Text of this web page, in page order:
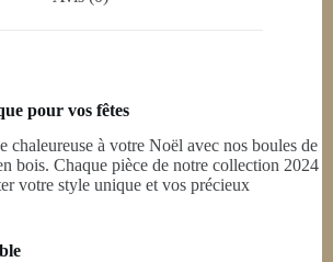
pour vos fêtes
chaleureuse à votre Noël avec nos boules de
bois. Chaque pièce de notre collection 2024
votre style unique et vos précieux